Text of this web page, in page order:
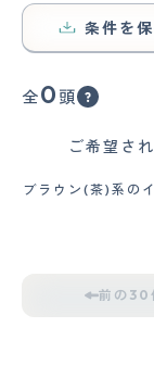
条件を
全0 頭
ご希望さ
ブラウン(茶)系の
前の30